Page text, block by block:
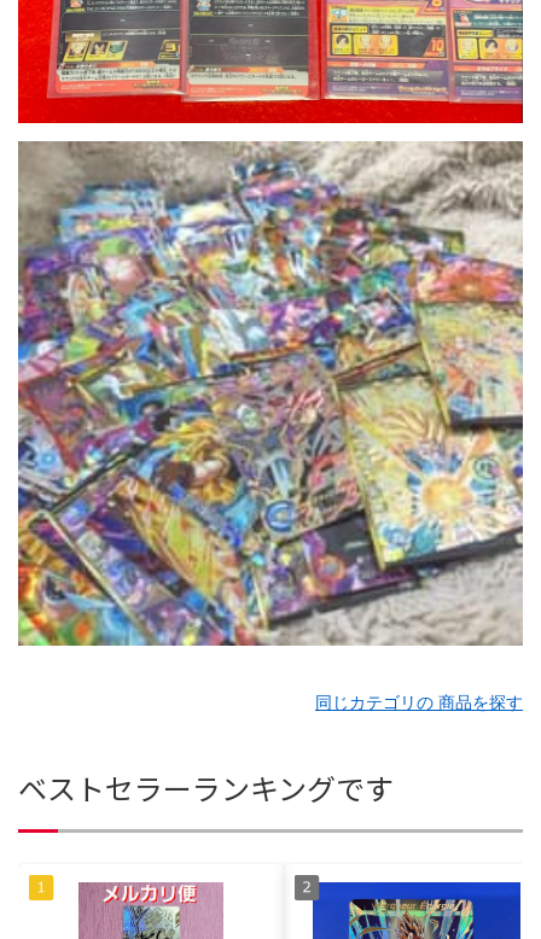
同じカテゴリの 商品を探す
ベストセラーランキングです